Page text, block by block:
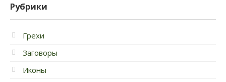
Рубрики
Грехи
Заговоры
Иконы